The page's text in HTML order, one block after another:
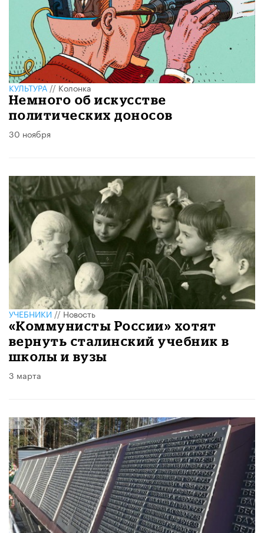
КУЛЬТУРА//Колонка
Немного об искусстве
политических доносов
30 ноября
УЧЕБНИКИ//Новость
«Коммунисты России» хотят
вернуть сталинский учебник в
школы и вузы
3 марта